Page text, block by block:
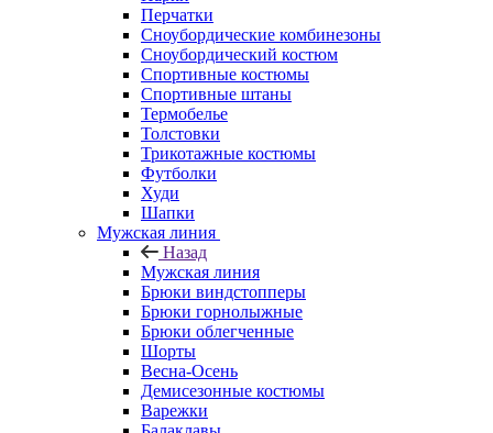
Перчатки
Сноубордические комбинезоны
Сноубордический костюм
Спортивные костюмы
Спортивные штаны
Термобелье
Толстовки
Трикотажные костюмы
Футболки
Худи
Шапки
Мужская линия
Назад
Мужская линия
Брюки виндстопперы
Брюки горнолыжные
Брюки облегченные
Шорты
Весна-Осень
Демисезонные костюмы
Варежки